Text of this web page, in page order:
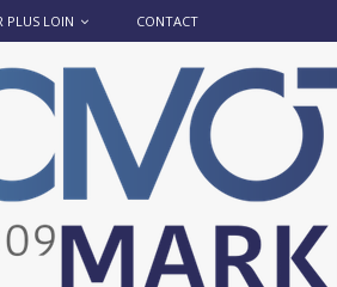
PLUS LOIN CONTACT